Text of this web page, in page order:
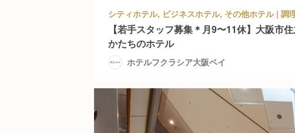
【若手スタッフ募集＊月9〜11休】大阪市
かたちのホテル
ホテルフクラシア大阪ベイ